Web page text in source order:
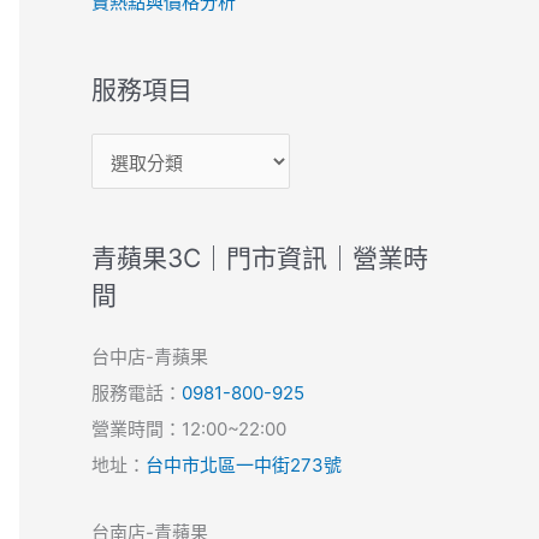
服務項目
青蘋果3C｜門市資訊｜營業時
間
台中店-青蘋果
服務電話： 0981-800-925
營業時間：12:00~22:00
地址： 台中市北區一中街273號
台南店-青蘋果